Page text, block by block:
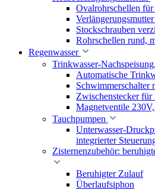
Ovalrohrschellen
Stockschrauben
Rohrschellen rund,
Regenwasser
Trinkwasser-
Automatische
Schwimmerschalter
Zwischenstecker
Magnetventile
Tauchpumpen
Unterwasser-
integrierter
Zisternenzubehör:
Beruhigter Zulauf
Überlaufsiphon